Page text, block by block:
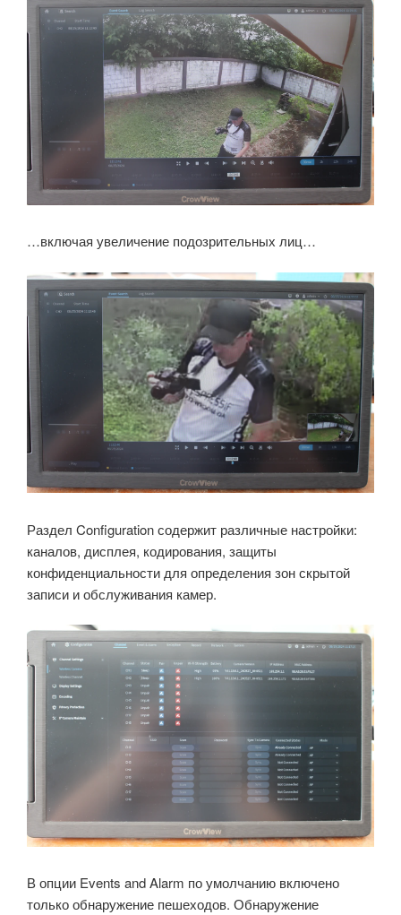
…включая увеличение подозрительных лиц…
Раздел Configuration содержит различные настройки:
каналов, дисплея, кодирования, защиты
конфиденциальности для определения зон скрытой
записи и обслуживания камер.
В опции Events and Alarm по умолчанию включено
только обнаружение пешеходов. Обнаружение